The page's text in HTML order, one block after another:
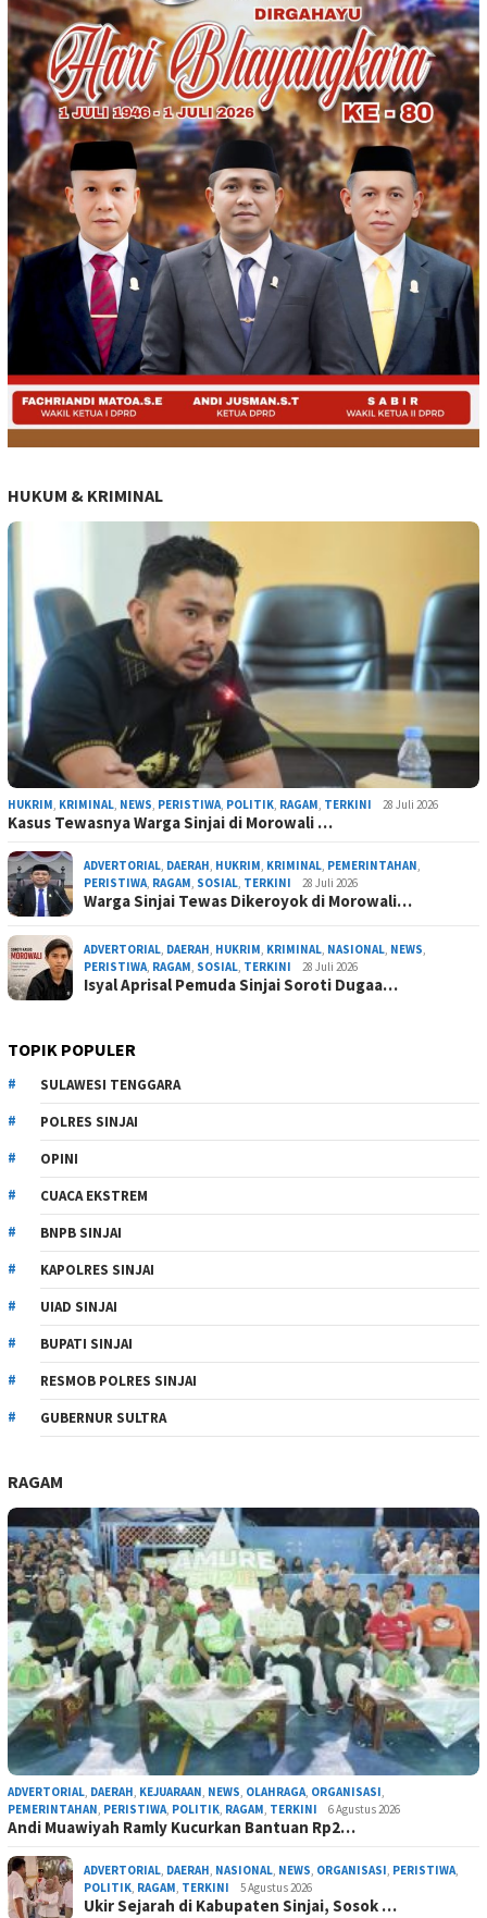
HUKUM & KRIMINAL
HUKRIM, KRIMINAL, NEWS, PERISTIWA, POLITIK, RAGAM, TERKINI 28 Juli 2026
Kasus Tewasnya Warga Sinjai di Morowali …
ADVERTORIAL, DAERAH, HUKRIM, KRIMINAL, PEMERINTAHAN,
PERISTIWA, RAGAM, SOSIAL, TERKINI 28 Juli 2026
Warga Sinjai Tewas Dikeroyok di Morowali…
ADVERTORIAL, DAERAH, HUKRIM, KRIMINAL, NASIONAL, NEWS,
PERISTIWA, RAGAM, SOSIAL, TERKINI 28 Juli 2026
Isyal Aprisal Pemuda Sinjai Soroti Dugaa…
TOPIK POPULER
SULAWESI TENGGARA
POLRES SINJAI
OPINI
CUACA EKSTREM
BNPB SINJAI
KAPOLRES SINJAI
UIAD SINJAI
BUPATI SINJAI
RESMOB POLRES SINJAI
GUBERNUR SULTRA
RAGAM
ADVERTORIAL, DAERAH, KEJUARAAN, NEWS, OLAHRAGA, ORGANISASI,
PEMERINTAHAN, PERISTIWA, POLITIK, RAGAM, TERKINI 6 Agustus 2026
Andi Muawiyah Ramly Kucurkan Bantuan Rp2…
ADVERTORIAL, DAERAH, NASIONAL, NEWS, ORGANISASI, PERISTIWA,
POLITIK, RAGAM, TERKINI 5 Agustus 2026
Ukir Sejarah di Kabupaten Sinjai, Sosok …